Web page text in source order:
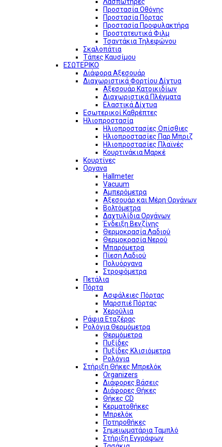
Προστασία Οθόνης
Προστασία Πόρτας
Προστασία Προφυλακτήρα
Προστατευτικά Φιλμ
Τσαντάκια Τηλεφώνου
Σκαλοπάτια
Τάπες Καυσίμου
ΕΣΩΤΕΡΙΚΟ
Διάφορα Αξεσουάρ
Διαχωριστικά Φορτίου Δίχτυα
Αξεσουάρ Κατοικιδίων
Διαχωριστικά Πλέγματα
Ελαστικά Δίχτυα
Εσωτερικοί Καθρέπτες
Ηλιοπροστασία
Ηλιοπροστασίες Οπίσθιες
Ηλιοπροστασίες Παρ Μπριζ
Ηλιοπροστασίες Πλαϊνές
Κουρτινάκια Μαρκέ
Κουρτίνες
Οργανα
Hallmeter
Vacuum
Αμπερόμετρα
Αξεσουάρ και Μέρη Οργάνων
Βολτόμετρα
Δαχτυλίδια Οργάνων
Ένδειξη Βενζίνης
Θερμοκρασία Λαδιού
Θερμοκρασία Νερού
Μπαρόμετρα
Πίεση Λαδιού
Πολυόργανα
Στροφόμετρα
Πετάλια
Πόρτα
Ασφάλειες Πόρτας
Μαρσπιέ Πόρτας
Χερούλια
Ράφια Εταζέρας
Ρολόγια Θερμόμετρα
Θερμόμετρα
Πυξίδες
Πυξίδες Κλισιόμετρα
Ρολόγια
Στήριξη Θήκες Μπρελόκ
Organizers
Διάφορες Βάσεις
Διάφορες Θήκες
Θήκες CD
Κερματοθήκες
Μπρελόκ
Ποτηροθήκες
Σημειωματάρια Ταμπλό
Στήριξη Εγγράφων